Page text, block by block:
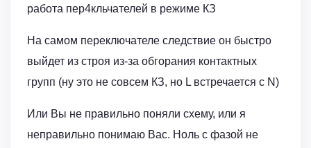
работа пер4кльчателей в режиме КЗ
На самом переключателе следствие он быстро
выйдет из строя из-за обгорания контактных
групп (ну это не совсем КЗ, но L встречается с N)
Или Вы не правильно поняли схему, или я
неправильно понимаю Вас. Ноль с фазой не